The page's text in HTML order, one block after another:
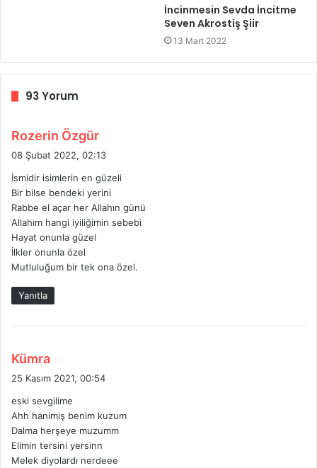
İncinmesin Sevda İncitme
Seven Akrostiş Şiir
13 Mart 2022
93 Yorum
Rozerin Özgür
i
k
i
08 Şubat 2022, 02:13
İsmidir isimlerin en güzeli
Bir bilse bendeki yerini
Rabbe el açar her Allahın günü
Allahım hangi iyiliğimin sebebi
Hayat onunla güzel
İlkler onunla özel
Mutluluğum bir tek ona özel.
Yanıtla
Kümra
i
k
i
25 Kasım 2021, 00:54
eski sevgilime
Ahh hanimiş benim kuzum
Dalma herşeye muzumm
Elimin tersini yersinn
Melek diyolardı nerdeee